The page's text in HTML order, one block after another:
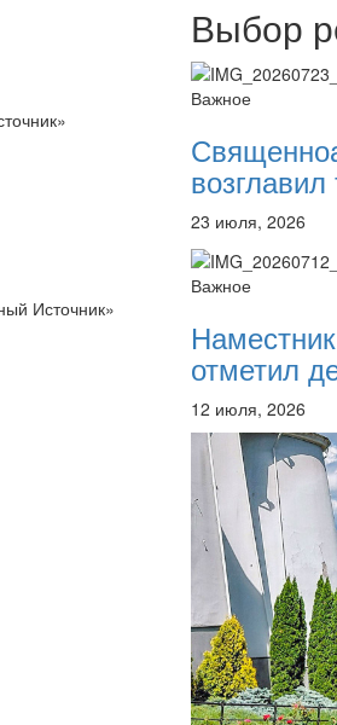
12 сентября 2015
12 сентября 2015
12 сентября 2015
12 сентября 2015
12 сентября 2015
12 сентября 2015
12 сентября 2015
Перейти к архиву
Источник»
Выбор
Важное
23 июля, 2026
Важное
отметил
12 июля, 2026